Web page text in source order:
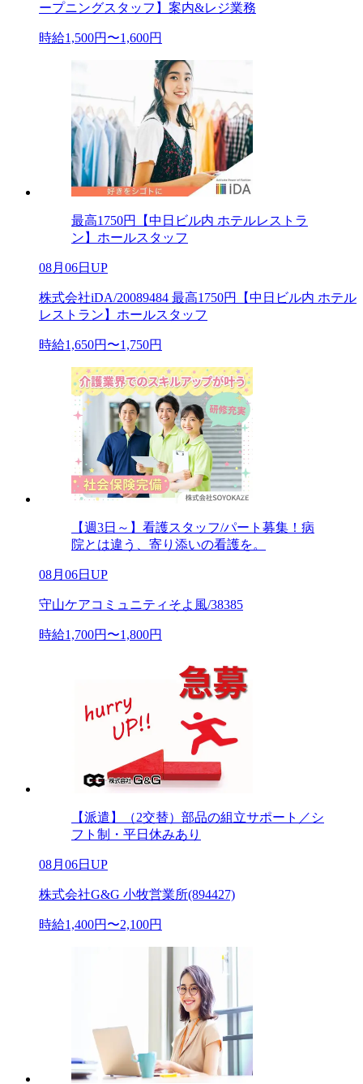
ープニングスタッフ】案内&レジ業務
時給1,500円〜1,600円
最高1750円【中日ビル内 ホテルレストラ
ン】ホールスタッフ
08月06日UP
株式会社iDA/20089484 最高1750円【中日ビル内 ホテル
レストラン】ホールスタッフ
時給1,650円〜1,750円
【週3日～】看護スタッフ/パート募集！病
院とは違う、寄り添いの看護を。
08月06日UP
守山ケアコミュニティそよ風/38385
時給1,700円〜1,800円
【派遣】（2交替）部品の組立サポート／シ
フト制・平日休みあり
08月06日UP
株式会社G&G 小牧営業所(894427)
時給1,400円〜2,100円